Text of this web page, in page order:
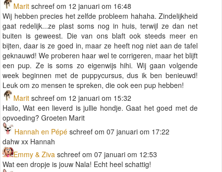
Marit schreef om 12 januari om 16:48
Wij hebben precies het zelfde probleem hahaha. Zindelijkheid
gaat redelijk...ze plast soms nog in huis, terwijl ze dan net
buiten is geweest. Die van ons blaft ook steeds meer en
bijten, daar is ze goed in, maar ze heeft nog niet aan de tafel
geknauwd! We proberen haar wel te corrigeren, maar het blijft
een pup. Ze is soms zo eigenwijs hihi. Wij gaan volgende
week beginnen met de puppycursus, dus ik ben benieuwd!
Leuk om zo mensen te spreken, die ook een pup hebben!
Marit schreef om 12 januari om 15:32
Hallo, Wat een lieverd is jullie hondje. Gaat het goed met de
opvoeding? Groeten Marit
Hannah en Pépé schreef om 07 januari om 17:22
dahw xx Hannah
Emmy & Ziva schreef om 07 januari om 12:53
Wat een dropje is jouw Nala! Echt heel schattig!